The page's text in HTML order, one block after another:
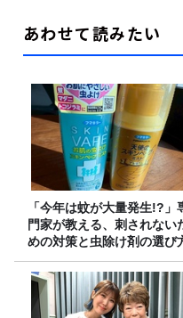
あわせて読みたい
「今年は蚊が大量発生!?」
門家が教える、刺されない
めの対策と虫除け剤の選び